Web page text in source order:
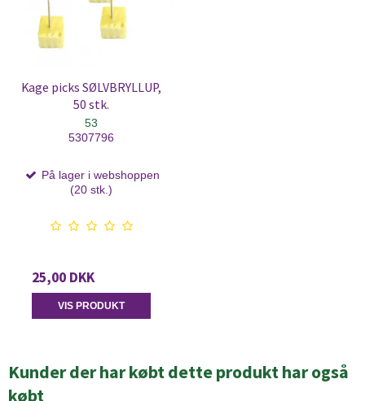
Kage picks SØLVBRYLLUP,
50 stk.
53
5307796
På lager i webshoppen
(20 stk.)
25,00 DKK
VIS PRODUKT
Kunder der har købt dette produkt har også
købt